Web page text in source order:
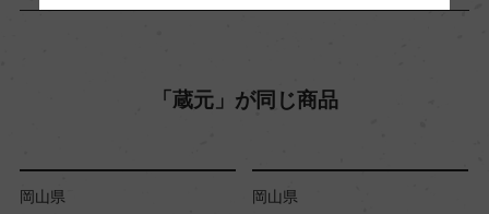
「蔵元」が同じ商品
岡山県 岡山県